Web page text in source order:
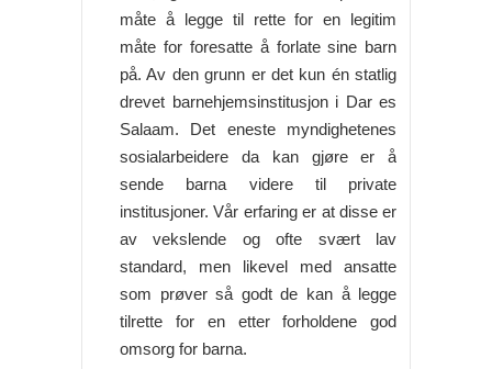
måte å legge til rette for en legitim
måte for foresatte å forlate sine barn
på. Av den grunn er det kun én statlig
drevet barnehjemsinstitusjon i Dar es
Salaam. Det eneste myndighetenes
sosialarbeidere da kan gjøre er å
sende barna videre til private
institusjoner. Vår erfaring er at disse er
av vekslende og ofte svært lav
standard, men likevel med ansatte
som prøver så godt de kan å legge
tilrette for en etter forholdene god
omsorg for barna.